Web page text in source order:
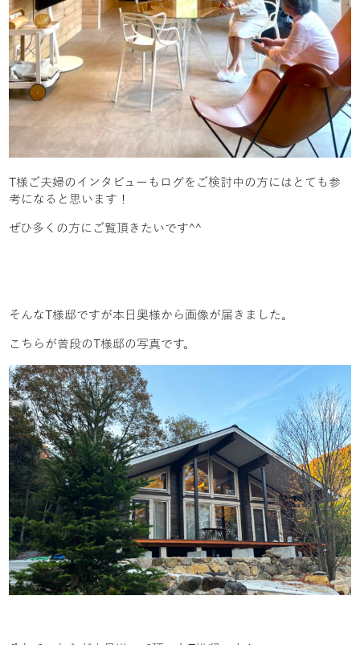
T様ご夫婦のインタビューもログをご検討中の方にはとても参
考になると思います！
ぜひ多くの方にご覧頂きたいです^^
そんなT様邸ですが本日奥様から画像が届きました。
こちらが普段のT様邸の写真です。